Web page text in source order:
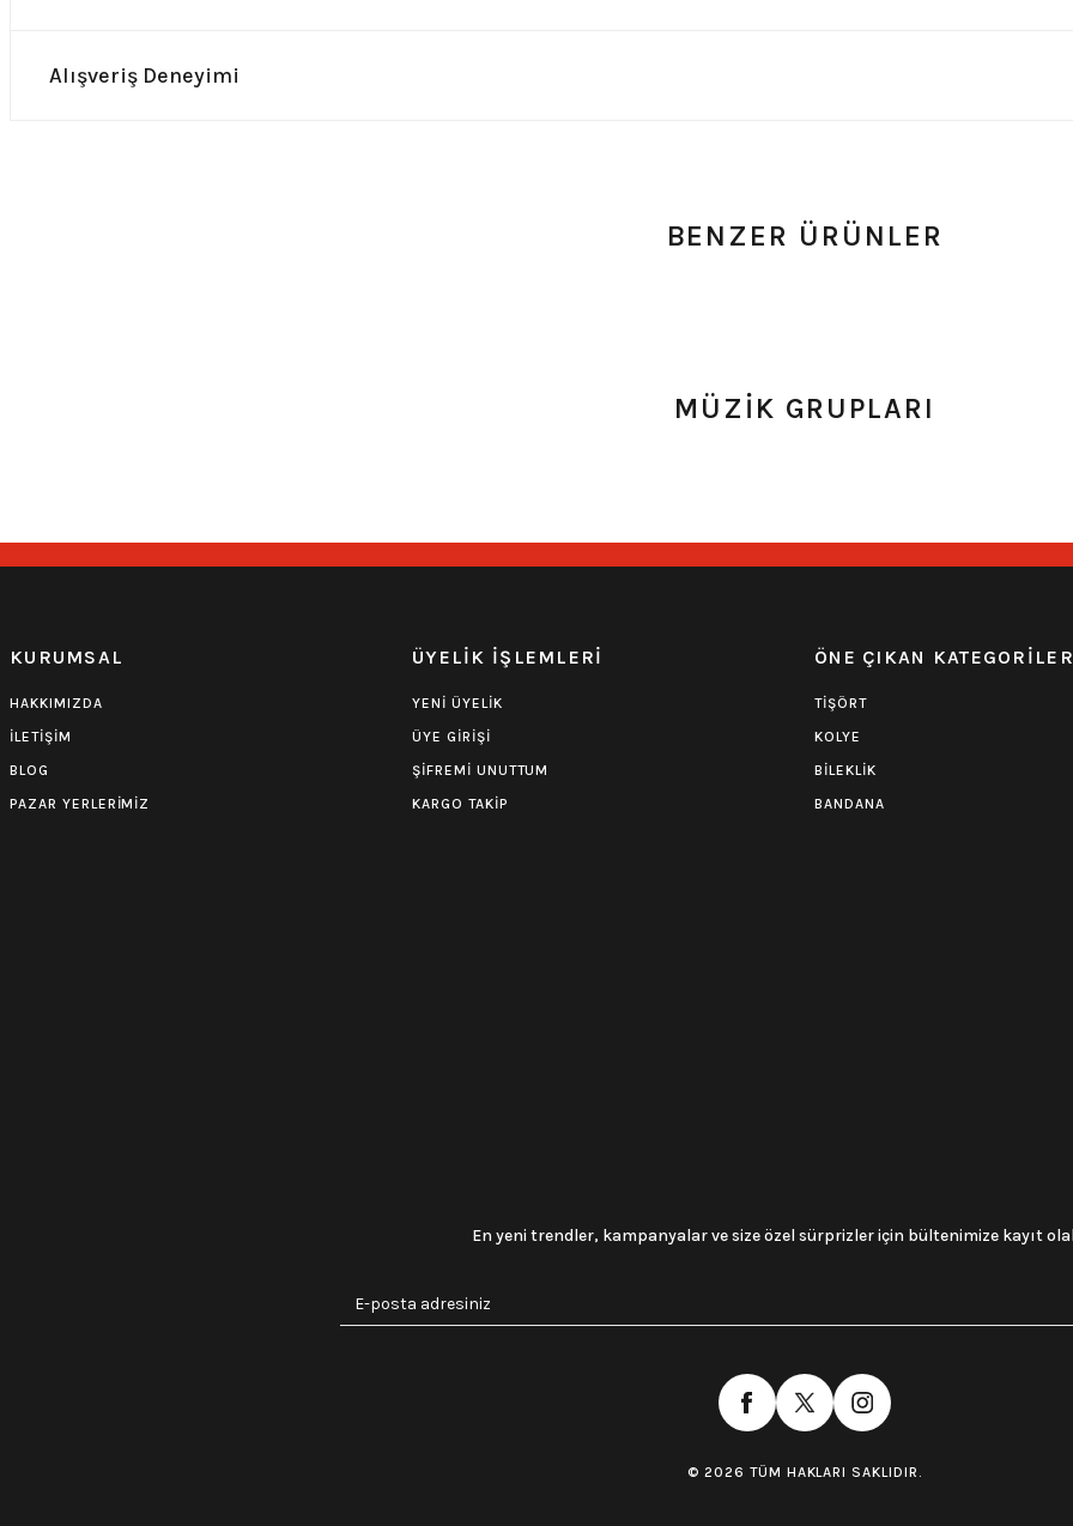
Alışveriş Deneyimi
BENZER ÜRÜNLER
0.0 Puan - Yorum
549,00
MÜZİK GRUPLARI
KURUMSAL
HAKKIMIZDA
İLETİŞİM
BLOG
PAZAR YERLERİMİZ
ÜYELİK İŞLEMLERİ
YENİ ÜYELİK
ÜYE GİRİŞİ
ŞİFREMİ UNUTTUM
KARGO TAKİP
ÖNE ÇIKAN KATEGORİLER
TİŞÖRT
KOLYE
BİLEKLİK
BANDANA
En yeni trendler, kampanyalar ve size özel sürprizler için bültenimize kayıt
© 2026 TÜM HAKLARI SAKLIDIR.